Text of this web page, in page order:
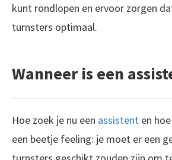
kunt rondlopen en ervoor zorgen
turnsters optimaal.
Wanneer is een
Hoe zoek je nu een assistenten hoe
een beetje feeling: je moet er een